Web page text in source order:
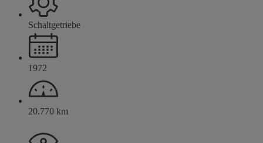
Schaltgetriebe
1972
20.770 km